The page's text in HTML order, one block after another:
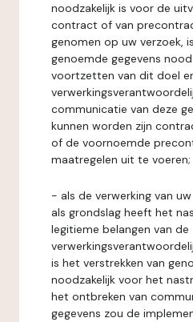
noodzakelijk is voor de
contract of van
genomen op uw verzoek,
genoemde gegevens
voortzetten van dit doel
communicatie van deze
kunnen worden zijn
of de voornoemde
maatregelen uit te voeren;
- als de verwerking van
als grondslag heeft het
legitieme belangen van de
is het verstrekken van
noodzakelijk voor het
het ontbreken van
gegevens zou de